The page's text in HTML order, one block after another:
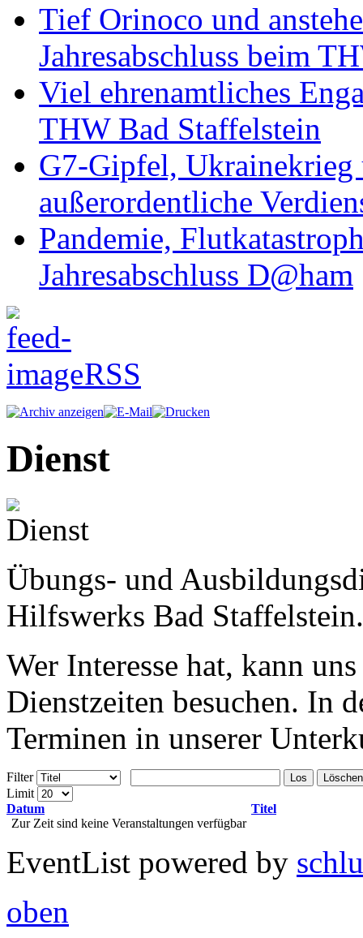
Tief Orinoco und
Jahresabschluss beim
Viel ehrenamtliches
THW Bad Staffelstein
G7-Gipfel, Ukrainekrieg
außerordentliche
Pandemie,
Jahresabschluss D@ham
RSS
Dienst
Übungs- und
Hilfswerks Bad Staffelstein.
Wer Interesse hat, kann
Dienstzeiten besuchen. In
Terminen in unserer
Filter Los Löschen
Limit
Datum
Titel
Zur Zeit sind keine Veranstaltungen verfügbar
EventList powered by
oben